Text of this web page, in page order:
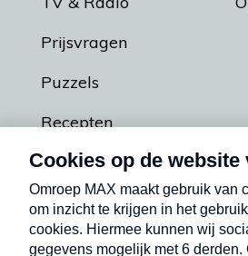
Prijsvragen
Puzzels
Recepten
Podcasts